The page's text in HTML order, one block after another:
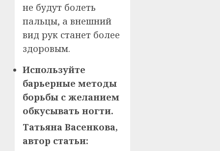
не будут болеть
пальцы, а внешний
вид рук станет более
здоровым.
Используйте
барьерные методы
борьбы с желанием
обкусывать ногти.
Татьяна Васенкова,
автор статьи: